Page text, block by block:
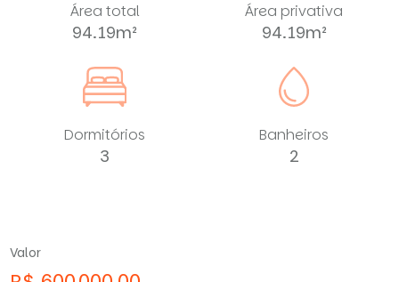
Área total
94.19m²
Área privativa
94.19m²
Dormitórios
3
Banheiros
2
Valor